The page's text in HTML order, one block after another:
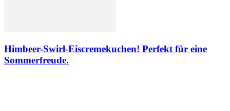
Himbeer-Swirl-Eiscremekuchen! Perfekt für eine
Sommerfreude.